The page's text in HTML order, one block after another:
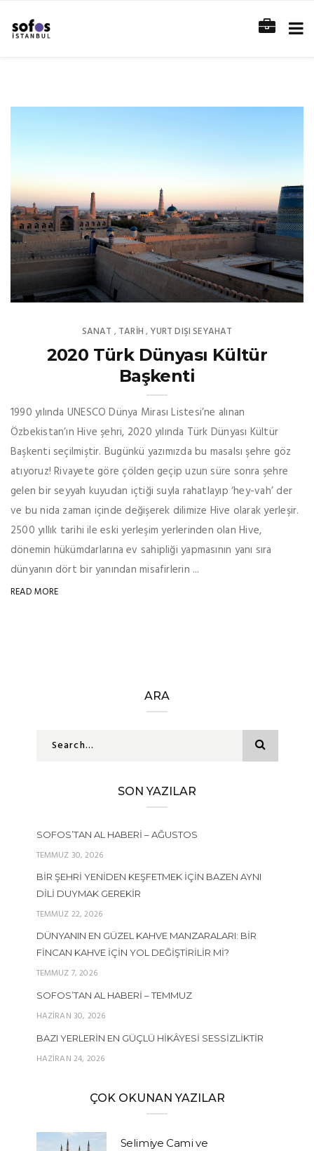
SANAT , TARİH , YURT DIŞI SEYAHAT
2020 Türk Dünyası Kültür
Başkenti
1990 yılında UNESCO Dünya Mirası Listesi’ne alınan
Özbekistan’ın Hive şehri, 2020 yılında Türk Dünyası Kültür
Başkenti seçilmiştir. Bugünkü yazımızda bu masalsı şehre göz
atıyoruz! Rivayete göre çölden geçip uzun süre sonra şehre
gelen bir seyyah kuyudan içtiği suyla rahatlayıp ‘hey-vah’ der
ve bu nida zaman içinde değişerek dilimize Hive olarak yerleşir.
2500 yıllık tarihi ile eski yerleşim yerlerinden olan Hive,
dönemin hükümdarlarına ev sahipliği yapmasının yanı sıra
dünyanın dört bir yanından misafirlerin ...
READ MORE
ARA
SON YAZILAR
SOFOS’TAN AL HABERI – AĞUSTOS
TEMMUZ 30, 2026
BIR ŞEHRI YENIDEN KEŞFETMEK İÇIN BAZEN AYNI
DILI DUYMAK GEREKIR
TEMMUZ 22, 2026
DÜNYANIN EN GÜZEL KAHVE MANZARALARI: BIR
FINCAN KAHVE İÇIN YOL DEĞIŞTIRILIR MI?
TEMMUZ 7, 2026
SOFOS’TAN AL HABERI – TEMMUZ
HAZIRAN 30, 2026
BAZI YERLERIN EN GÜÇLÜ HIKÂYESI SESSIZLIKTIR
HAZIRAN 24, 2026
ÇOK OKUNAN YAZILAR
Selimiye Cami ve